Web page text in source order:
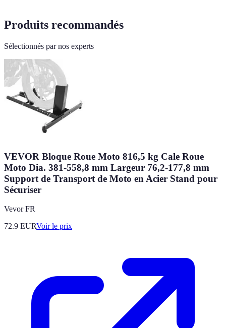
Produits recommandés
Sélectionnés par nos experts
VEVOR Bloque Roue Moto 816,5 kg Cale Roue
Moto Dia. 381-558,8 mm Largeur 76,2-177,8 mm
Support de Transport de Moto en Acier Stand pour
Sécuriser
Vevor FR
72.9 EURVoir le prix